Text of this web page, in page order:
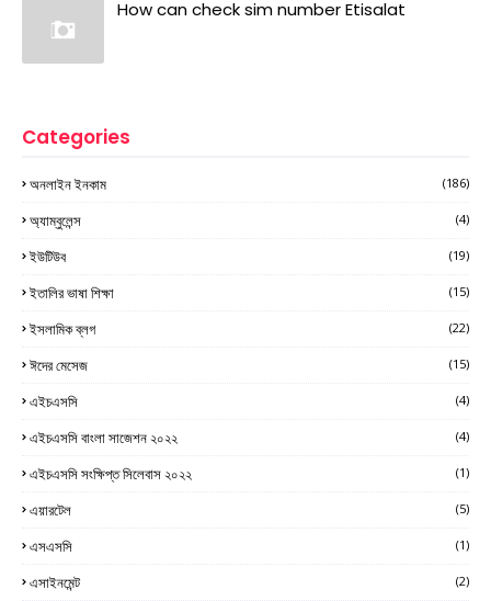
How can check sim number Etisalat
Categories
অনলাইন ইনকাম (186)
অ্যাম্বুলেন্স (4)
ইউটিউব (19)
ইতালির ভাষা শিক্ষা (15)
ইসলামিক ব্লগ (22)
ঈদের মেসেজ (15)
এইচএসসি (4)
এইচএসসি বাংলা সাজেশন ২০২২ (4)
এইচএসসি সংক্ষিপ্ত সিলেবাস ২০২২ (1)
এয়ারটেল (5)
এসএসসি (1)
এসাইনমেন্ট (2)